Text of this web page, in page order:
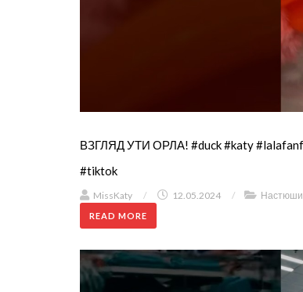
ВЗГЛЯД УТИ ОРЛА! #duck #katy
#tiktok
MissKaty / 12.05.2024 /
READ MORE